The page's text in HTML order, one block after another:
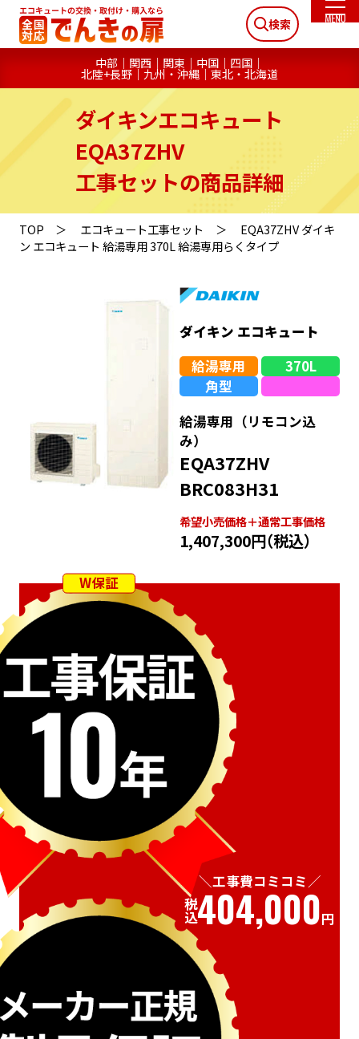
検索
中部 関西 関東 中国 四国
北陸+長野 九州・沖縄 東北・北海道
ダイキンエコキュート
EQA37ZHV
工事セットの商品詳細
TOP エコキュート工事セット
EQA37ZHV ダイキ
ン エコキュート 給湯専用 370L 給湯専用らくタイプ
ダイキン エコキュート
給湯専用
370L
角型
給湯専用（リモコン込
み）
EQA37ZHV
BRC083H31
希望⼩売価格＋通常⼯事価格
1,407,300円（税込）
W保証
工事費コミコミ
税込404,000円